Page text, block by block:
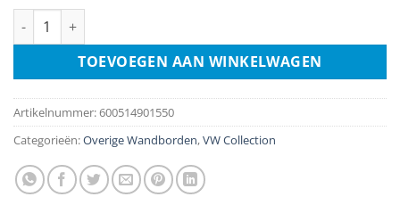
Volkswagen VW Bus T1 Toilet Tas - Surf aantal
TOEVOEGEN AAN WINKELWAGEN
Artikelnummer:600514901550
Categorieën:Overige Wandborden,VW Collection